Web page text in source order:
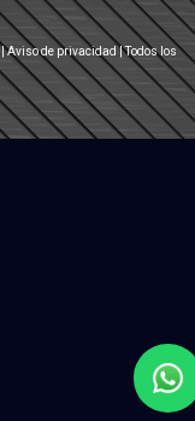
|Aviso de privacidad | Todos los